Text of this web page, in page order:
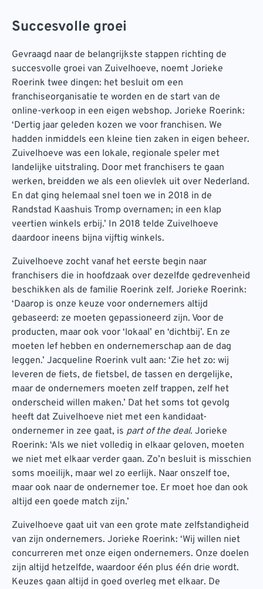
Succesvolle groei
Gevraagd naar de belangrijkste stappen richting de
succesvolle groei van Zuivelhoeve, noemt Jorieke
Roerink twee dingen: het besluit om een
franchiseorganisatie te worden en de start van de
online-verkoop in een eigen webshop. Jorieke Roerink:
‘Dertig jaar geleden kozen we voor franchisen. We
hadden inmiddels een kleine tien zaken in eigen beheer.
Zuivelhoeve was een lokale, regionale speler met
landelijke uitstraling. Door met franchisers te gaan
werken, breidden we als een olievlek uit over Nederland.
En dat ging helemaal snel toen we in 2018 in de
Randstad Kaashuis Tromp overnamen; in een klap
veertien winkels erbij.’ In 2018 telde Zuivelhoeve
daardoor ineens bijna vijftig winkels.
Zuivelhoeve zocht vanaf het eerste begin naar
franchisers die in hoofdzaak over dezelfde gedrevenheid
beschikken als de familie Roerink zelf. Jorieke Roerink:
‘Daarop is onze keuze voor ondernemers altijd
gebaseerd: ze moeten gepassioneerd zijn. Voor de
producten, maar ook voor ‘lokaal’ en ‘dichtbij’. En ze
moeten lef hebben en ondernemerschap aan de dag
leggen.’ Jacqueline Roerink vult aan: ‘Zie het zo: wij
leveren de fiets, de fietsbel, de tassen en dergelijke,
maar de ondernemers moeten zelf trappen, zelf het
onderscheid willen maken.’ Dat het soms tot gevolg
heeft dat Zuivelhoeve niet met een kandidaat-
ondernemer in zee gaat, is part of the deal. Jorieke
Roerink: ‘Als we niet volledig in elkaar geloven, moeten
we niet met elkaar verder gaan. Zo’n besluit is misschien
soms moeilijk, maar wel zo eerlijk. Naar onszelf toe,
maar ook naar de ondernemer toe. Er moet hoe dan ook
altijd een goede match zijn.’
Zuivelhoeve gaat uit van een grote mate zelfstandigheid
van zijn ondernemers. Jorieke Roerink: ‘Wij willen niet
concurreren met onze eigen ondernemers. Onze doelen
zijn altijd hetzelfde, waardoor één plus één drie wordt.
Keuzes gaan altijd in goed overleg met elkaar. De